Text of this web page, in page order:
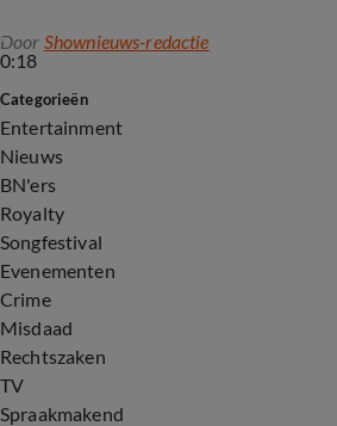
0:18
Door Shownieuws-redactie
Categorieën
Entertainment
Nieuws
BN'ers
Royalty
Songfestival
Evenementen
Crime
Misdaad
Rechtszaken
TV
Spraakmakend